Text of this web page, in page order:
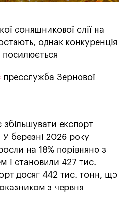
соняшникової олії на
однак конкуренція
посилюється
пресслужба Зернової
збільшувати експорт
У березні 2026 року
на 18% порівняно з
і становили 427 тис.
досяг 442 тис. тонн, що
з червня